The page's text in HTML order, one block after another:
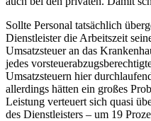
Sollte Personal tatsächlich
Dienstleister die Arbeitszeit
Umsatzsteuer an das
jedes
Umsatzsteuern hier
allerdings hätten ein großes
Leistung verteuert sich quasi
des Dienstleisters – um 19